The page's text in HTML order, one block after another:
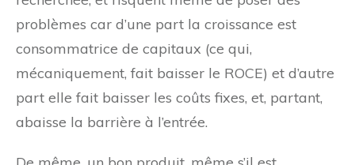
problèmes car d’une part la croissance est
consommatrice de capitaux (ce qui,
mécaniquement, fait baisser le ROCE) et d’autre
part elle fait baisser les coûts fixes, et, partant,
abaisse la barrière à l’entrée.